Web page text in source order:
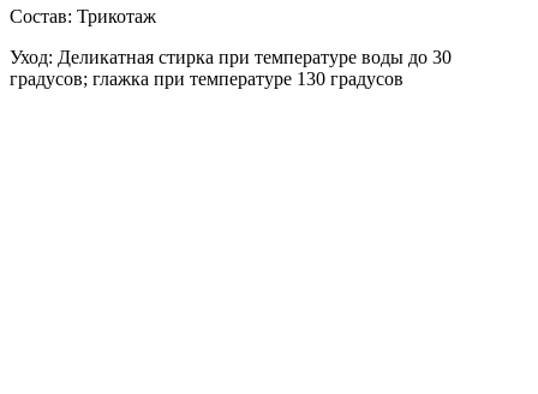
Состав: Трикотаж
Уход: Деликатная стирка при температуре воды до 30
градусов; глажка при температуре 130 градусов